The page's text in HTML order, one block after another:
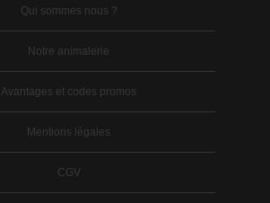
Qui sommes nous ?
Notre animalerie
Avantages et codes promos
Mentions légales
CGV